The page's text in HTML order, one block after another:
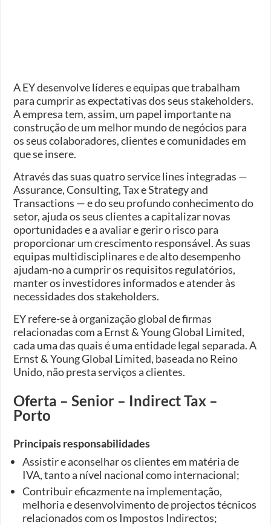
A EY desenvolve líderes e equipas que trabalham
para cumprir as expectativas dos seus stakeholders.
A empresa tem, assim, um papel importante na
construção de um melhor mundo de negócios para
os seus colaboradores, clientes e comunidades em
que se insere.
Através das suas quatro service lines integradas —
Assurance, Consulting, Tax e Strategy and
Transactions — e do seu profundo conhecimento do
setor, ajuda os seus clientes a capitalizar novas
oportunidades e a avaliar e gerir o risco para
proporcionar um crescimento responsável. As suas
equipas multidisciplinares e de alto desempenho
ajudam-no a cumprir os requisitos regulatórios,
manter os investidores informados e atender às
necessidades dos stakeholders.
EY refere-se à organização global de firmas
relacionadas com a Ernst & Young Global Limited,
cada uma das quais é uma entidade legal separada. A
Ernst & Young Global Limited, baseada no Reino
Unido, não presta serviços a clientes.
Oferta – Senior – Indirect Tax –
Porto
Principais responsabilidades
Assistir e aconselhar os clientes em matéria de
IVA, tanto a nível nacional como internacional;
Contribuir eficazmente na implementação,
melhoria e desenvolvimento de projectos técnicos
relacionados com os Impostos Indirectos;